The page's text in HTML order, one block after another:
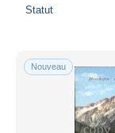
Statut
Nouveau